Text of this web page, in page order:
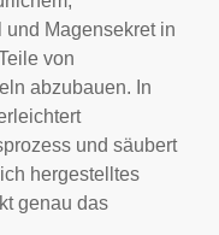
Magensekret in
von
abzubauen. In
und säubert
hergestelltes
genau das